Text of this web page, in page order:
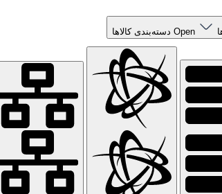
Open دسته‌بندی کالاها